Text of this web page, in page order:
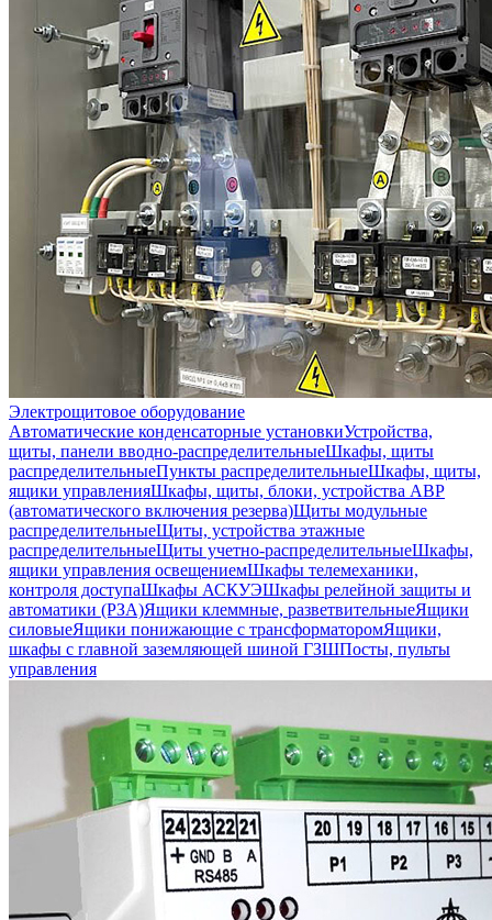
Электрощитовое оборудование
Автоматические конденсаторные установкиУстройства,
щиты, панели вводно-распределительныеШкафы, щиты
распределительныеПункты распределительныеШкафы, щиты,
ящики управленияШкафы, щиты, блоки, устройства АВР
(автоматического включения резерва)Щиты модульные
распределительныеЩиты, устройства этажные
распределительныеЩиты учетно-распределительныеШкафы,
ящики управления освещениемШкафы телемеханики,
контроля доступаШкафы АСКУЭШкафы релейной защиты и
автоматики (РЗА)Ящики клеммные, разветвительныеЯщики
силовыеЯщики понижающие с трансформаторомЯщики,
шкафы с главной заземляющей шиной ГЗШПосты, пульты
управления